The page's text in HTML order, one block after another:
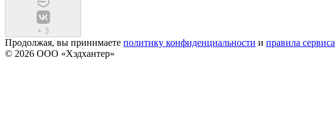
+ 3
Продолжая, вы принимаете политику конфиденциальности и правила сервиса
© 2026 ООО «Хэдхантер»